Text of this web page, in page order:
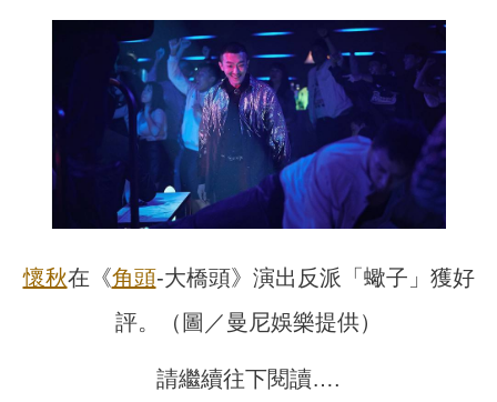
懷秋在《角頭-大橋頭》演出反派「蠍子」獲好
評。（圖／曼尼娛樂提供）
請繼續往下閱讀….